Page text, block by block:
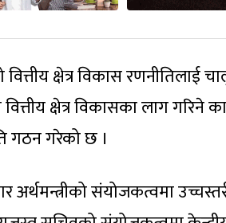
वित्तीय क्षेत्र विकास
वित्तीय क्षेत्र विकासका लाग
गठन गरेको छ ।
अर्थमन्त्रीको संयोजकत्वमा